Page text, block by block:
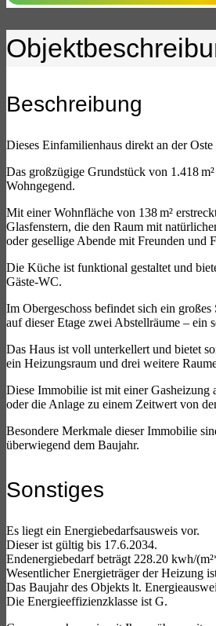
Beschreibung
Dieses Einfamilienhaus direkt an der
Das großzügige Grundstück von 1.418
Wohngegend.
Mit einer Wohnfläche von 138 m²
Glasfenstern, die den Raum mit
oder gesellige Abende mit Freunden und
Die Küche ist funktional gestaltet und
Gäste-WC.
Im Obergeschoss befindet sich ein
auf dieser Etage zwei Abstellräume – ein
Das Haus ist voll unterkellert und bietet
ein Heizungsraum und drei weitere
Diese Immobilie ist mit einer Gasheizung
oder die Anlage zu einem Zeitwert von
Besondere Merkmale dieser Immobilie
überwiegend dem Baujahr.
Sonstiges
Es liegt ein Energiebedarfsausweis vor.
Dieser ist gültig bis 17.6.2034.
Endenergiebedarf beträgt 228.20 kwh/
Wesentlicher Energieträger der Heizung
Das Baujahr des Objekts lt.
Die Energieeffizienzklasse ist G.